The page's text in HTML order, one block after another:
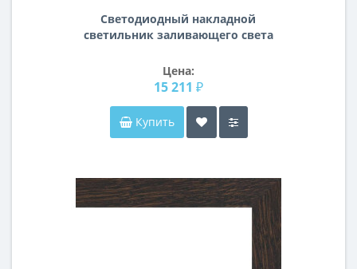
Светодиодный накладной
светильник заливающего света
Цена:
15 211 ₽
Купить